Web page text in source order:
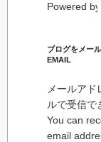
Powered by
ブログをメー
EMAIL
メールア
ルで受信で
You can
email